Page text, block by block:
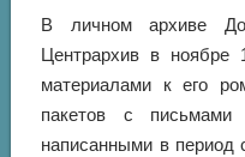
В личном архиве
Центрархив в ноябре
материалами к его
пакетов с
написанными в период